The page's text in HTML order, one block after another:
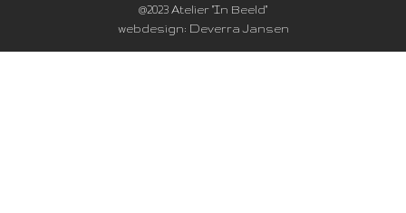
@2023 Atelier "In Beeld"
webdesign: Deverra Jansen